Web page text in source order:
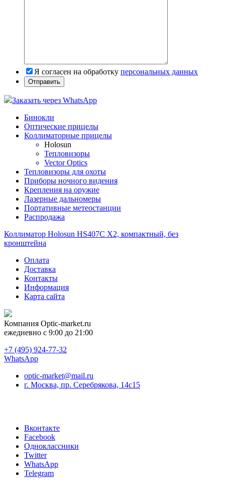
Я согласен на обработку персональных данных
Заказать через WhatsApp
Бинокли
Оптические прицелы
Коллиматорные прицелы
Holosun
Тепловизоры
Vector Optics
Тепловизоры для охоты
Приборы ночного видения
Крепления на оружие
Лазерные дальномеры
Портативные метеостанции
Распродажа
Коллиматор Holosun HS407C X2, компактный, без
кронштейна
Оплата
Доставка
Контакты
Информация
Карта сайта
Компания Optic-market.ru
ежедневно с 9:00 до 21:00
+7 (495) 924-77-32
WhatsApp
optic-market@mail.ru
г. Москва, пр. Серебрякова, 14с15
Вконтакте
Facebook
Одноклассники
Twitter
WhatsApp
Telegram